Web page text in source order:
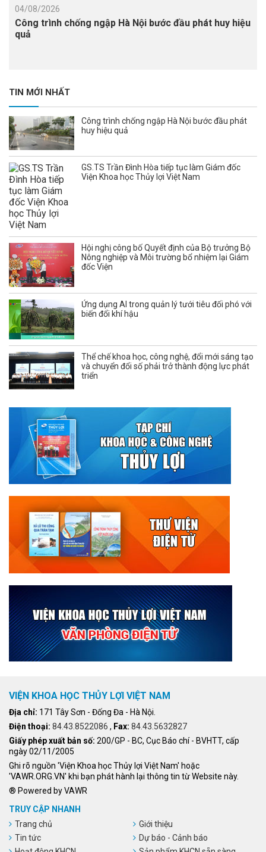
04/08/2026
Công trình chống ngập Hà Nội bước đầu phát huy hiệu
quả
TIN MỚI NHẤT
Công trình chống ngập Hà Nội bước đầu phát
huy hiệu quả
GS.TS Trần Đình Hòa tiếp tục làm Giám đốc
Viện Khoa học Thủy lợi Việt Nam
Hội nghị công bố Quyết định của Bộ trưởng Bộ
Nông nghiệp và Môi trường bổ nhiệm lại Giám
đốc Viện
Ứng dụng AI trong quản lý tưới tiêu đối phó với
biến đổi khí hậu
Thể chế khoa học, công nghệ, đổi mới sáng tạo
và chuyển đổi số phải trở thành động lực phát
triển
VIỆN KHOA HỌC THỦY LỢI VIỆT NAM
Địa chỉ: 171 Tây Sơn - Đống Đa - Hà Nội.
Điện thoại: 84.43.8522086 , Fax: 84.43.5632827
Giấy phép xuất bản số: 200/GP - BC, Cục Báo chí - BVHTT, cấp
ngày 02/11/2005
Ghi rõ nguồn 'Viện Khoa học Thủy lợi Việt Nam' hoặc
'VAWR.ORG.VN' khi bạn phát hành lại thông tin từ Website này.
® Powered by VAWR
TRUY CẬP NHANH
Trang chủ
Giới thiệu
Tin tức
Dự báo - Cảnh báo